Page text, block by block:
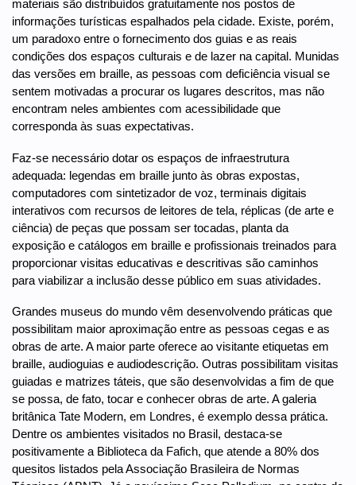
materiais são distribuídos gratuitamente nos postos de
informações turísticas espalhados pela cidade. Existe, porém,
um paradoxo entre o fornecimento dos guias e as reais
condições dos espaços culturais e de lazer na capital. Munidas
das versões em braille, as pessoas com deficiência visual se
sentem motivadas a procurar os lugares descritos, mas não
encontram neles ambientes com acessibilidade que
corresponda às suas expectativas.
Faz-se necessário dotar os espaços de infraestrutura
adequada: legendas em braille junto às obras expostas,
computadores com sintetizador de voz, terminais digitais
interativos com recursos de leitores de tela, réplicas (de arte e
ciência) de peças que possam ser tocadas, planta da
exposição e catálogos em braille e profissionais treinados para
proporcionar visitas educativas e descritivas são caminhos
para viabilizar a inclusão desse público em suas atividades.
Grandes museus do mundo vêm desenvolvendo práticas que
possibilitam maior aproximação entre as pessoas cegas e as
obras de arte. A maior parte oferece ao visitante etiquetas em
braille, audioguias e audiodescrição. Outras possibilitam visitas
guiadas e matrizes táteis, que são desenvolvidas a fim de que
se possa, de fato, tocar e conhecer obras de arte. A galeria
britânica Tate Modern, em Londres, é exemplo dessa prática.
Dentre os ambientes visitados no Brasil, destaca-se
positivamente a Biblioteca da Fafich, que atende a 80% dos
quesitos listados pela Associação Brasileira de Normas